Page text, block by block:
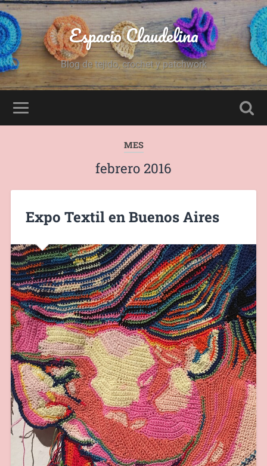
Espacio Claudelina
Blog de tejido, crochet y patchwork
MES
febrero 2016
Expo Textil en Buenos Aires